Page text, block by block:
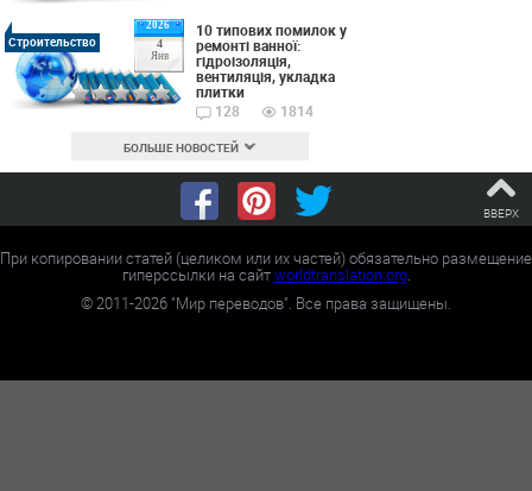
2026
4
Янв
Строительство
10 типових помилок у
ремонті ванної:
гідроізоляція,
вентиляція, укладка
плитки
128
1814
БОЛЬШЕ НОВОСТЕЙ
ВВЕРХ
При копировании статей (целиком или их частей) обязательно размещение
гиперссылки на сайтworldtranslation.org.
©2011-2026 "Мир переводов". Все права защищены.